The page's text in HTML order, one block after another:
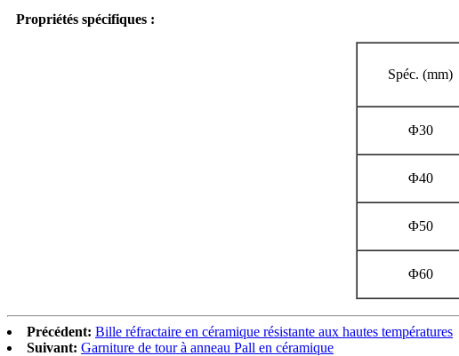
Propriétés spécifiques :
Spéc. (mm)
Φ30
Φ40
Φ50
Φ60
Précédent: Bille réfractaire en céramique résistante aux hautes températures
Suivant: Garniture de tour à anneau Pall en céramique